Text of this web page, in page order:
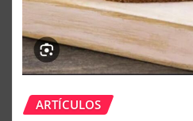
ARTÍCULOS